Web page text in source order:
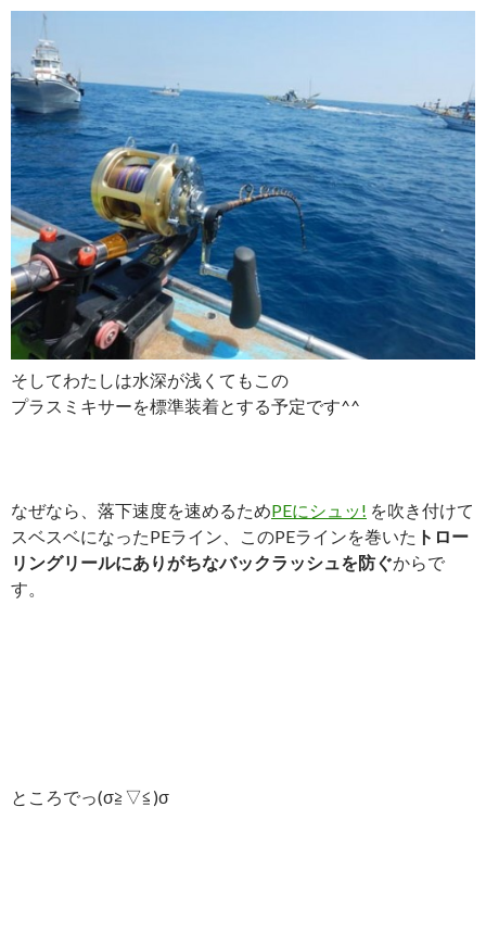
そしてわたしは水深が浅くてもこの
プラスミキサーを標準装着とする予定です^^
なぜなら、落下速度を速めるためPEにシュッ! を吹き付けて
スベスベになったPEライン、このPEラインを巻いた トロー
リングリールにありがちなバックラッシュを防ぐからで
す。
ところでっ(σ≧▽≦)σ